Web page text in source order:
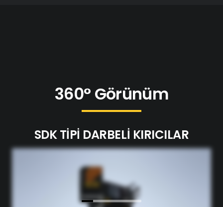
360° Görünüm
SDK TİPİ DARBELİ KIRICILAR